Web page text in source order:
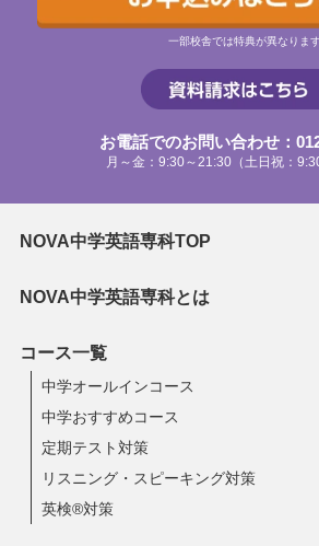
一部校舎では特典が異なりま
お電話でのお問い合わせ：
月～金：9:30～21:30（土日祝：
NOVA中学英語専科TOP
NOVA中学英語専科とは
コース一覧
中学オールインコース
中学おすすめコース
定期テスト対策
リスニング・スピーキング対策
英検®対策